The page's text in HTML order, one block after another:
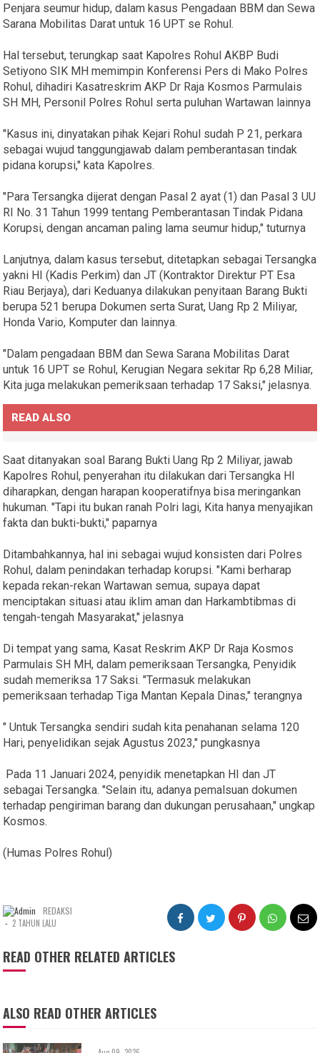
Penjara seumur hidup, dalam kasus Pengadaan BBM dan Sewa
Sarana Mobilitas Darat untuk 16 UPT se Rohul.
Hal tersebut, terungkap saat Kapolres Rohul AKBP Budi
Setiyono SIK MH memimpin Konferensi Pers di Mako Polres
Rohul, dihadiri Kasatreskrim AKP Dr Raja Kosmos Parmulais
SH MH, Personil Polres Rohul serta puluhan Wartawan lainnya
"Kasus ini, dinyatakan pihak Kejari Rohul sudah P 21, perkara
sebagai wujud tanggungjawab dalam pemberantasan tindak
pidana korupsi," kata Kapolres.
"Para Tersangka dijerat dengan Pasal 2 ayat (1) dan Pasal 3 UU
RI No. 31 Tahun 1999 tentang Pemberantasan Tindak Pidana
Korupsi, dengan ancaman paling lama seumur hidup," tuturnya
Lanjutnya, dalam kasus tersebut, ditetapkan sebagai Tersangka
yakni HI (Kadis Perkim) dan JT (Kontraktor Direktur PT Esa
Riau Berjaya), dari Keduanya dilakukan penyitaan Barang Bukti
berupa 521 berupa Dokumen serta Surat, Uang Rp 2 Miliyar,
Honda Vario, Komputer dan lainnya.
"Dalam pengadaan BBM dan Sewa Sarana Mobilitas Darat
untuk 16 UPT se Rohul, Kerugian Negara sekitar Rp 6,28 Miliar,
Kita juga melakukan pemeriksaan terhadap 17 Saksi," jelasnya.
READ ALSO
Saat ditanyakan soal Barang Bukti Uang Rp 2 Miliyar, jawab
Kapolres Rohul, penyerahan itu dilakukan dari Tersangka HI
diharapkan, dengan harapan kooperatifnya bisa meringankan
hukuman. "Tapi itu bukan ranah Polri lagi, Kita hanya menyajikan
fakta dan bukti-bukti," paparnya
Ditambahkannya, hal ini sebagai wujud konsisten dari Polres
Rohul, dalam penindakan terhadap korupsi. "Kami berharap
kepada rekan-rekan Wartawan semua, supaya dapat
menciptakan situasi atau iklim aman dan Harkambtibmas di
tengah-tengah Masyarakat," jelasnya
Di tempat yang sama, Kasat Reskrim AKP Dr Raja Kosmos
Parmulais SH MH, dalam pemeriksaan Tersangka, Penyidik
sudah memeriksa 17 Saksi. "Termasuk melakukan
pemeriksaan terhadap Tiga Mantan Kepala Dinas," terangnya
" Untuk Tersangka sendiri sudah kita penahanan selama 120
Hari, penyelidikan sejak Agustus 2023," pungkasnya
Pada 11 Januari 2024, penyidik menetapkan HI dan JT
sebagai Tersangka. "Selain itu, adanya pemalsuan dokumen
terhadap pengiriman barang dan dukungan perusahaan," ungkap
Kosmos.
(Humas Polres Rohul)
REDAKSI
- 2 TAHUN LALU
READ OTHER RELATED ARTICLES
ALSO READ OTHER ARTICLES